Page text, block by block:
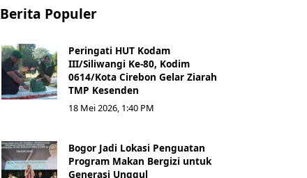
Berita Populer
Peringati HUT Kodam
III/Siliwangi Ke-80, Kodim
0614/Kota Cirebon Gelar Ziarah
TMP Kesenden
18 Mei 2026, 1:40 PM
Bogor Jadi Lokasi Penguatan
Program Makan Bergizi untuk
Generasi Unggul